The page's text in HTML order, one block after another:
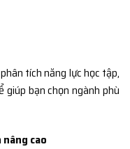
tích năng lực học tập,
giúp bạn chọn ngành phù
cao